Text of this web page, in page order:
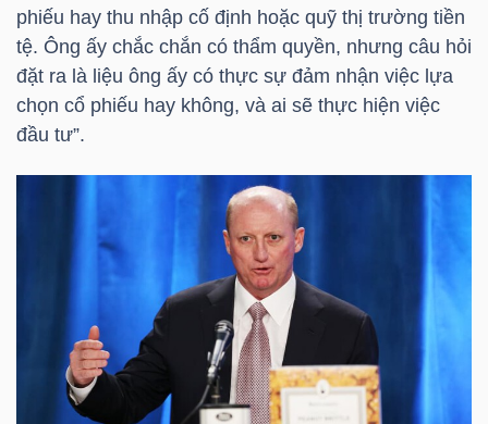
phiếu hay thu nhập cố định hoặc quỹ thị trường tiền
tệ. Ông ấy chắc chắn có thẩm quyền, nhưng câu hỏi
đặt ra là liệu ông ấy có thực sự đảm nhận việc lựa
chọn cổ phiếu hay không, và ai sẽ thực hiện việc
đầu tư”.
PHIẾU
PHIẾU